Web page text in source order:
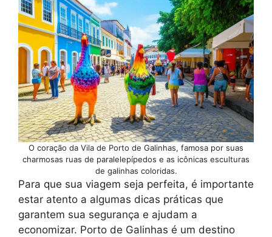
O coração da Vila de Porto de Galinhas, famosa por suas
charmosas ruas de paralelepípedos e as icônicas esculturas
de galinhas coloridas.
Para que sua viagem seja perfeita, é importante
estar atento a algumas dicas práticas que
garantem sua segurança e ajudam a
economizar. Porto de Galinhas é um destino